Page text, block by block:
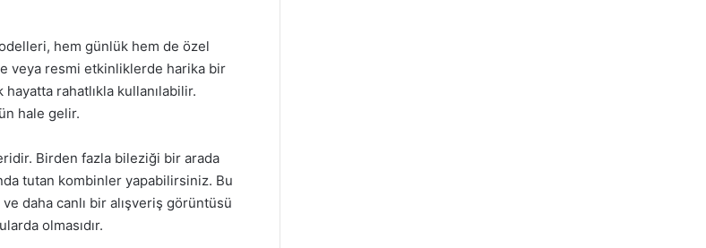
hem günlük hem de özel
veya resmi etkinliklerde harika bir
rahatlıkla kullanılabilir.
hale gelir.
Birden fazla bileziği bir arada
tutan kombinler yapabilirsiniz. Bu
daha canlı bir alışveriş görüntüsü
olmasıdır.